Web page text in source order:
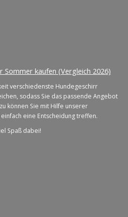
Sommer kaufen (Vergleich 2026)
verschiedenste Hundegeschirr
sodass Sie das passende Angebot
können Sie mit Hilfe unserer
eine Entscheidung treffen.
Spaß dabei!